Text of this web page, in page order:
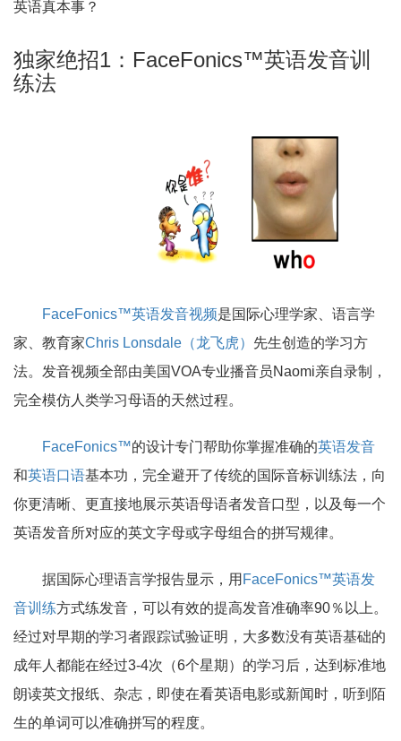
英语真本事？
独家绝招1：FaceFonics™英语发音训
练法
FaceFonics™英语发音视频是国际心理学家、语言学
家、教育家Chris Lonsdale（龙飞虎） 先生创造的学习方
法。发音视频全部由美国VOA专业播音员Naomi亲自录制，
完全模仿人类学习母语的天然过程。
FaceFonics™的设计专门帮助你掌握准确的英语发音
和英语口语基本功，完全避开了传统的国际音标训练法，向
你更清晰、更直接地展示英语母语者发音口型，以及每一个
英语发音所对应的英文字母或字母组合的拼写规律。
据国际心理语言学报告显示，用 FaceFonics™英语发
音训练方式练发音，可以有效的提高发音准确率90％以上。
经过对早期的学习者跟踪试验证明，大多数没有英语基础的
成年人都能在经过3-4次（6个星期）的学习后，达到标准地
朗读英文报纸、杂志，即使在看英语电影或新闻时，听到陌
生的单词可以准确拼写的程度。